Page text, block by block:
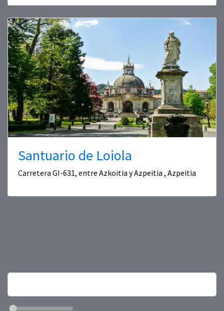
Santuario de Loiola
Carretera GI-631, entre Azkoitia y Azpeitia , Azpeitia